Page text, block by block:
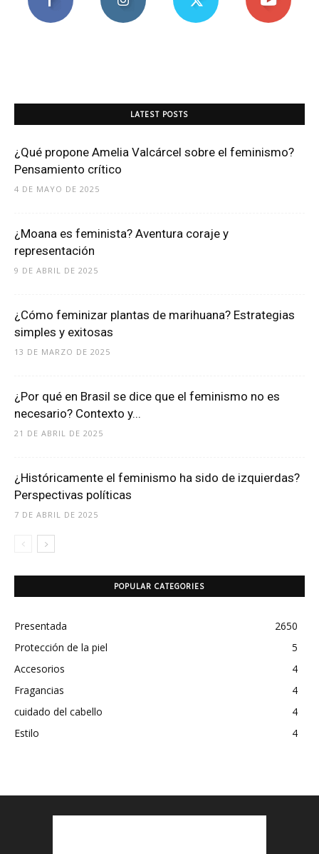
LATEST POSTS
¿Qué propone Amelia Valcárcel sobre el feminismo?
Pensamiento crítico
4 DE MAYO DE 2025
¿Moana es feminista? Aventura coraje y
representación
9 DE ABRIL DE 2025
¿Cómo feminizar plantas de marihuana? Estrategias
simples y exitosas
13 DE MARZO DE 2025
¿Por qué en Brasil se dice que el feminismo no es
necesario? Contexto y...
21 DE ABRIL DE 2025
¿Históricamente el feminismo ha sido de izquierdas?
Perspectivas políticas
7 DE ABRIL DE 2025
POPULAR CATEGORIES
Presentada
2650
Protección de la piel
5
Accesorios
4
Fragancias
4
cuidado del cabello
4
Estilo
4